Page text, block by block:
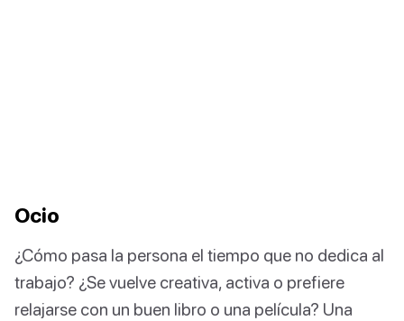
Ocio
¿Cómo pasa la persona el tiempo que no dedica al
trabajo? ¿Se vuelve creativa, activa o prefiere
relajarse con un buen libro o una película? Una